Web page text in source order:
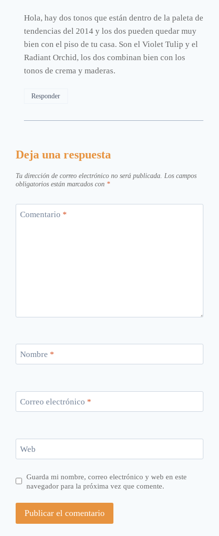
Hola, hay dos tonos que están dentro de la paleta de
tendencias del 2014 y los dos pueden quedar muy
bien con el piso de tu casa. Son el Violet Tulip y el
Radiant Orchid, los dos combinan bien con los
tonos de crema y maderas.
Responder
Deja una respuesta
Tu dirección de correo electrónico no será publicada. Los campos
obligatorios están marcados con *
Comentario *
Nombre *
Correo electrónico *
Web
Guarda mi nombre, correo electrónico y web en este
navegador para la próxima vez que comente.